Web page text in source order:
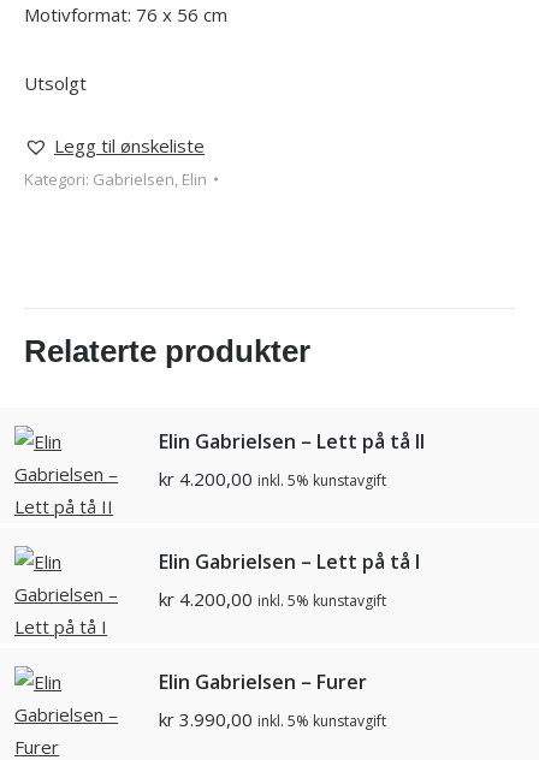
Motivformat: 76 x 56 cm
Utsolgt
Legg til ønskeliste
Kategori: Gabrielsen, Elin
Relaterte produkter
Elin Gabrielsen – Lett på tå II
kr 4.200,00 inkl. 5% kunstavgift
Elin Gabrielsen – Lett på tå I
kr 4.200,00 inkl. 5% kunstavgift
Elin Gabrielsen – Furer
kr 3.990,00 inkl. 5% kunstavgift